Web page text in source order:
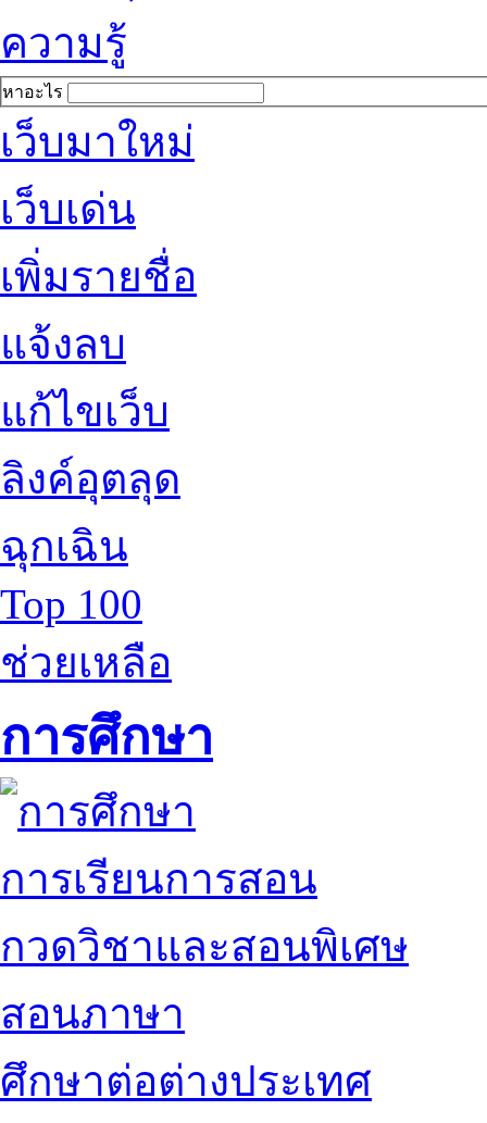
ความรู้
หาอะไร
เว็บมาใหม่
เว็บเด่น
เพิ่มรายชื่อ
แจ้งลบ
แก้ไขเว็บ
ลิงค์อุตลุด
ฉุกเฉิน
Top 100
ช่วยเหลือ
การศึกษา
การเรียนการสอน
กวดวิชาและสอนพิเศษ
สอนภาษา
ศึกษาต่อต่างประเทศ